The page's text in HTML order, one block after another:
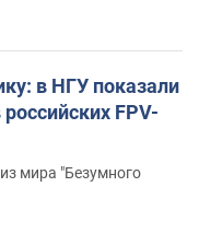
в НГУ показали
FPV-
мира "Безумного